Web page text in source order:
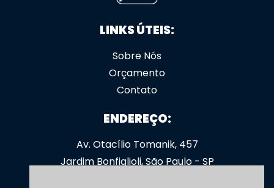
LINKS ÚTEIS:
Sobre Nós
Orçamento
Contato
ENDEREÇO:
Av. Otacílio Tomanik, 457
Jardim Bonfiglioli, São Paulo - SP